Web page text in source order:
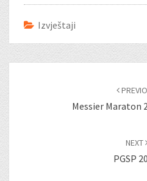
Izvještaji
Messier Maraton
NEXT
PGSP